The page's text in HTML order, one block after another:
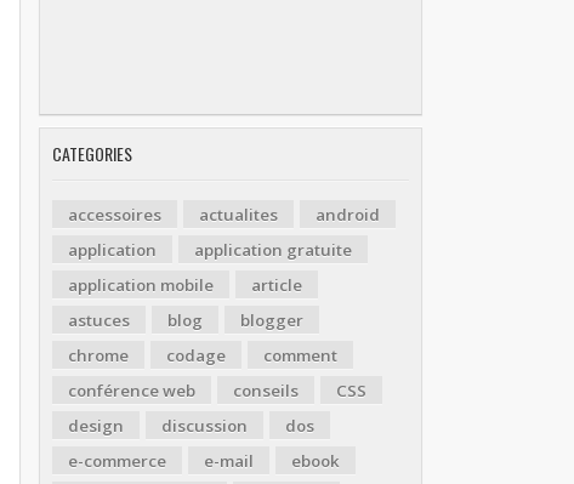
CATEGORIES
accessoires actualites
android
application
application gratuite
application mobile
article
astuces
blog
blogger
chrome
codage
comment
conférence web
conseils
CSS
design
discussion
dos
e-commerce
e-mail
ebook